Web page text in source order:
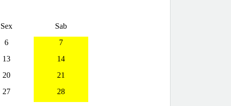
Sex
Sab
6
7
13
14
20
21
27
28